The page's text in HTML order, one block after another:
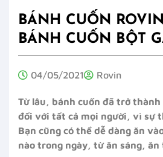
BÁNH CUỐN
BÁNH CUỐN BỘT
04/05/2021 Rovin
Từ lâu, bánh cuốn đã trở
đối với tất cả mọi người, vì sự
Bạn cũng có thể dễ dàng ăn
nào trong ngày, từ ăn sáng,